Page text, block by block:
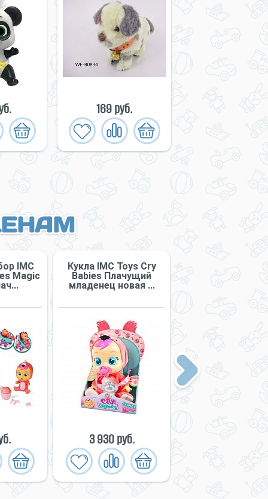
169 руб.
IMC
Magic
Кукла IMC Toys Cry
Babies Плачущий
младенец новая ...
3 930 руб.
Next